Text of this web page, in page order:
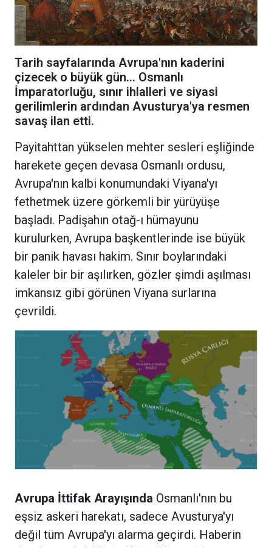
Tarih sayfalarında Avrupa'nın kaderini
çizecek o büyük gün... Osmanlı
İmparatorluğu, sınır ihlalleri ve siyasi
gerilimlerin ardından Avusturya'ya resmen
savaş ilan etti.
Payitahttan yükselen mehter sesleri eşliğinde
harekete geçen devasa Osmanlı ordusu,
Avrupa'nın kalbi konumundaki Viyana'yı
fethetmek üzere görkemli bir yürüyüşe
başladı. Padişahın otağ-ı hümayunu
kurulurken, Avrupa başkentlerinde ise büyük
bir panik havası hakim. Sınır boylarındaki
kaleler bir bir aşılırken, gözler şimdi aşılması
imkansız gibi görünen Viyana surlarına
çevrildi.
Avrupa İttifak Arayışında Osmanlı'nın bu
eşsiz askeri harekatı, sadece Avusturya'yı
değil tüm Avrupa'yı alarma geçirdi. Haberin